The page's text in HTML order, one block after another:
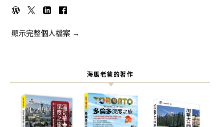
顯示完整個人檔案 →
海馬老爸的著作